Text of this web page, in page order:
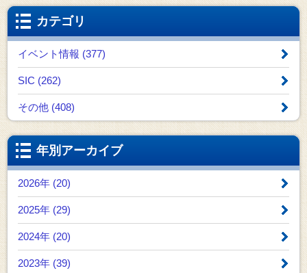
カテゴリ
イベント情報 (377)
SIC (262)
その他 (408)
年別アーカイブ
2026年 (20)
2025年 (29)
2024年 (20)
2023年 (39)